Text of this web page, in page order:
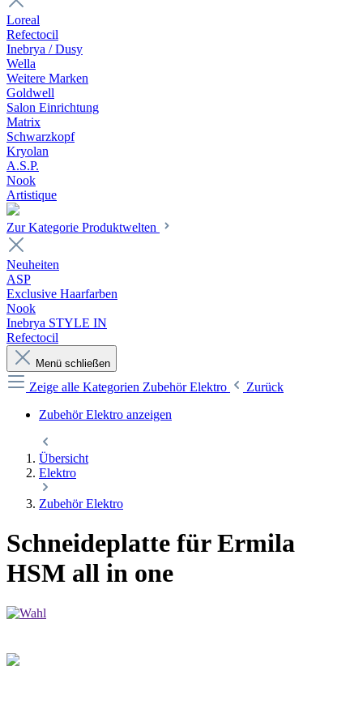
Loreal
Refectocil
Inebrya / Dusy
Wella
Weitere Marken
Goldwell
Salon Einrichtung
Matrix
Schwarzkopf
Kryolan
A.S.P.
Nook
Artistique
Zur Kategorie Produktwelten
Neuheiten
ASP
Exclusive Haarfarben
Nook
Inebrya STYLE IN
Refectocil
Menü schließen
Zeige alle Kategorien Zubehör Elektro
Zurück
Zubehör Elektro anzeigen
Übersicht
Elektro
Zubehör Elektro
Schneideplatte für Ermila
HSM all in one